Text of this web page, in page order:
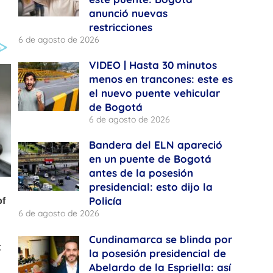
anunció nuevas
restricciones
6 de agosto de 2026
VIDEO | Hasta 30 minutos
menos en trancones: este es
el nuevo puente vehicular
de Bogotá
6 de agosto de 2026
Bandera del ELN apareció
en un puente de Bogotá
antes de la posesión
presidencial: esto dijo la
Policía
6 de agosto de 2026
Cundinamarca se blinda por
la posesión presidencial de
Abelardo de la Espriella: así